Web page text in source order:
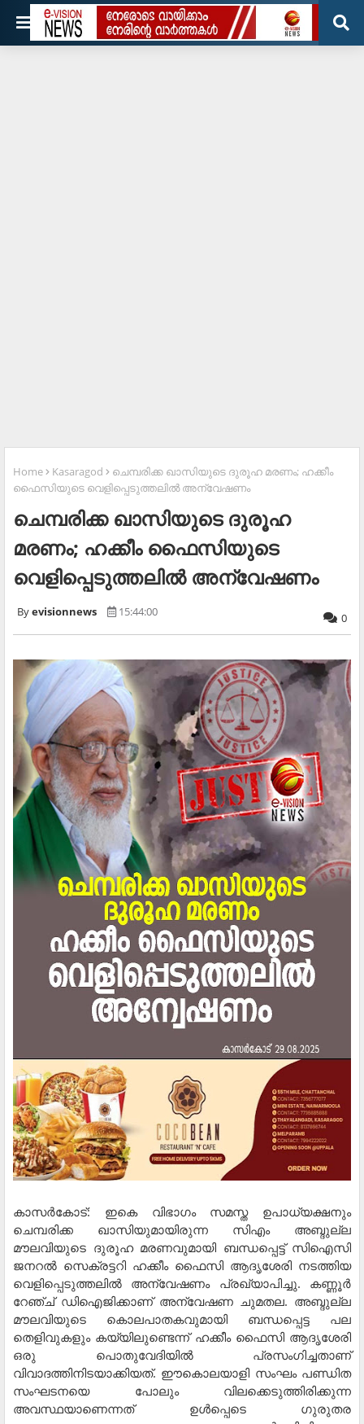
Home Kasaragod
ചെമ്പരിക്ക ഖാസിയുടെ ദുരൂഹ മരണം; ഹക്കീം
ഫൈസിയുടെ വെളിപ്പെടുത്തലില്‍ അന്വേഷണം
ചെമ്പരിക്ക ഖാസിയുടെ ദുരൂഹ
മരണം; ഹക്കീം ഫൈസിയുടെ
വെളിപ്പെടുത്തലില്‍ അന്വേഷണം
evisionnews 15:44:00 0
കാസര്‍കോട്: ഇകെ വിഭാഗം സമസ്ത ഉപാധ്യക്ഷനും
ചെമ്പരിക്ക ഖാസിയുമായിരുന്ന സിഎം അബ്ദുല്ല
മൗലവിയുടെ ദുരൂഹ മരണവുമായി ബന്ധപ്പെട്ട് സിഐസി
ജനറല്‍ സെക്രട്ടറി ഹക്കീം ഫൈസി ആദൃശേരി നടത്തിയ
വെളിപ്പെടുത്തലില്‍ അന്വേഷണം പ്രഖ്യാപിച്ചു. കണ്ണൂര്‍
റേഞ്ച് ഡിഐജിക്കാണ് അന്വേഷണ ചുമതല. അബ്ദുല്ല
മൗലവിയുടെ കൊലപാതകവുമായി ബന്ധപ്പെട്ട പല
തെളിവുകളും കയ്യിലുണ്ടെന്ന് ഹക്കീം ഫൈസി ആദൃശേരി
ഒരു പൊതുവേദിയില്‍ പ്രസംഗിച്ചതാണ്
വിവാദത്തിനിടയാക്കിയത്. ഈകൊലയാളി സംഘം പണ്ഡിത
സംഘടനയെ പോലും വിലക്കെടുത്തിരിക്കുന്ന
അവസ്ഥയാണെന്നത് ഉള്‍പ്പെടെ ഗുരുതര